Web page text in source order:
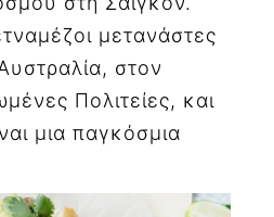
μετανάστες
στον
Πολιτείες, και
μια παγκόσμια